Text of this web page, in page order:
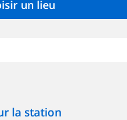
la station